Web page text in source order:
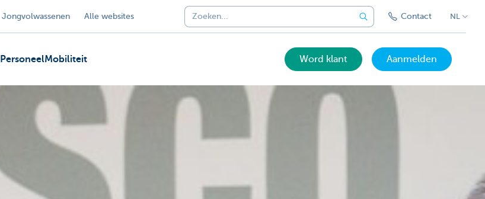
Jongvolwassenen Alle websites Contact NL
PersoneelMobiliteit Word klant Aanmelden